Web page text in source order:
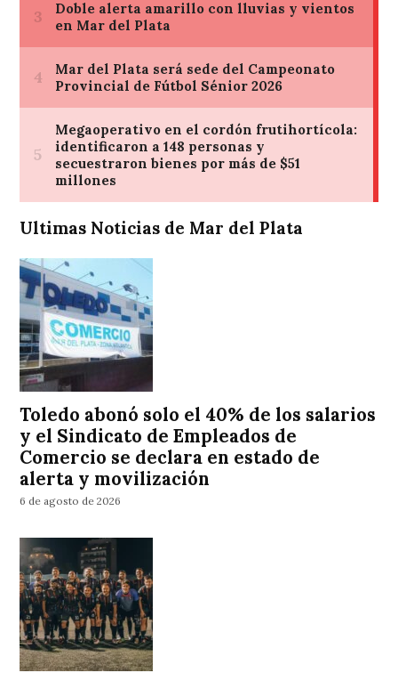
Ultimas Noticias de Mar del Plata
Toledo abonó solo el 40% de los salarios
y el Sindicato de Empleados de
Comercio se declara en estado de
alerta y movilización
6 de agosto de 2026